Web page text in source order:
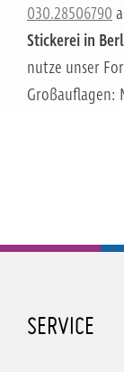
030.28506790
Stickerei in
nutze unser
Großauflagen:
SERVICE